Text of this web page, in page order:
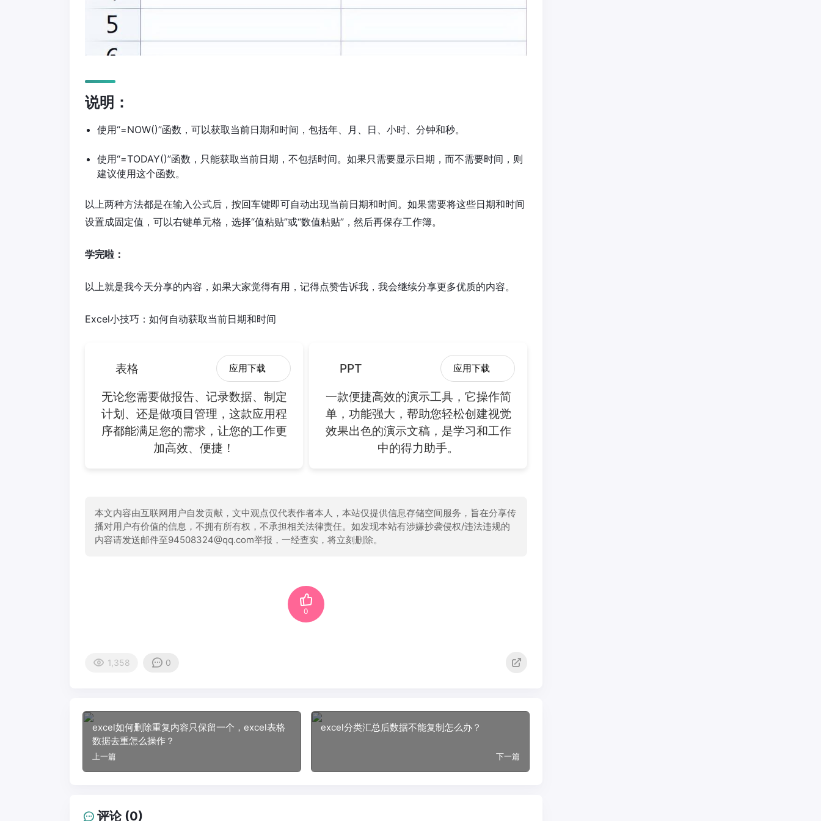
说明：
使用“=NOW()”函数，可以获取当前日期和时间，包括年、月、日、小时、分钟和秒。
使用“=TODAY()”函数，只能获取当前日期，不包括时间。如果只需要显示日期，而不需要时间，则
建议使用这个函数。
以上两种方法都是在输入公式后，按回车键即可自动出现当前日期和时间。如果需要将这些日期和时间
设置成固定值，可以右键单元格，选择“值粘贴”或“数值粘贴”，然后再保存工作簿。
学完啦：
以上就是我今天分享的内容，如果大家觉得有用，记得点赞告诉我，我会继续分享更多优质的内容。
Excel小技巧：如何自动获取当前日期和时间
表格 应用下载
无论您需要做报告、记录数据、制定
计划、还是做项目管理，这款应用程
序都能满足您的需求，让您的工作更
加高效、便捷！
PPT 应用下载
一款便捷高效的演示工具，它操作简
单，功能强大，帮助您轻松创建视觉
效果出色的演示文稿，是学习和工作
中的得力助手。
本文内容由互联网用户自发贡献，文中观点仅代表作者本人，本站仅提供信息存储空间服务，旨在分享传
播对用户有价值的信息，不拥有所有权，不承担相关法律责任。如发现本站有涉嫌抄袭侵权/违法违规的
内容请发送邮件至94508324@qq.com举报，一经查实，将立刻删除。
0
1,358 0
excel如何删除重复内容只保留一个，excel表格
数据去重怎么操作？
上一篇
excel分类汇总后数据不能复制怎么办？
下一篇
评论 (0)